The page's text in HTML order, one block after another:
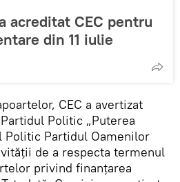
acreditat CEC pentru
din 11 iulie
CEC a avertizat
Politic „Puterea
Politic Partidul Oamenilor
de a respecta termenul
privind finanțarea